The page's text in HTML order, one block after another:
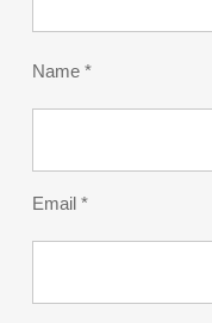
Name *
Email *